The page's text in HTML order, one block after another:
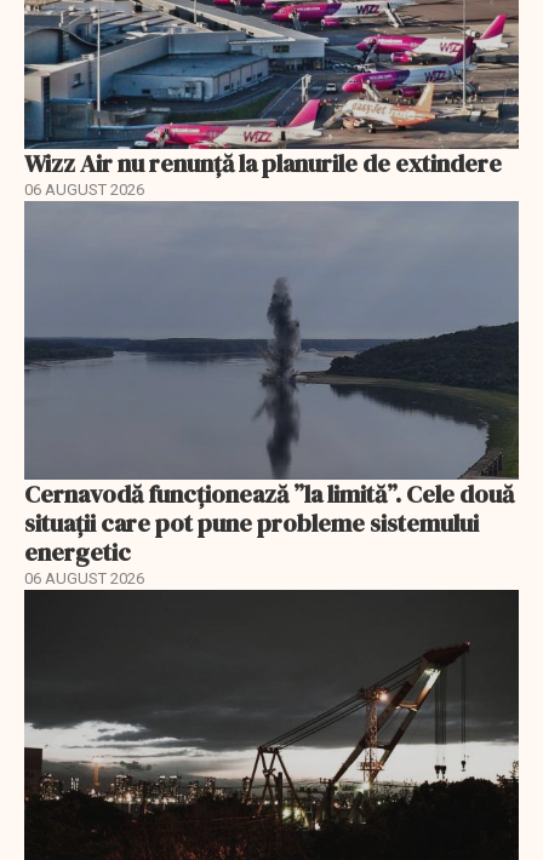
Wizz Air nu renunță la planurile de extindere
06 AUGUST 2026
Cernavodă funcționează ”la limită”. Cele două
situații care pot pune probleme sistemului
energetic
06 AUGUST 2026